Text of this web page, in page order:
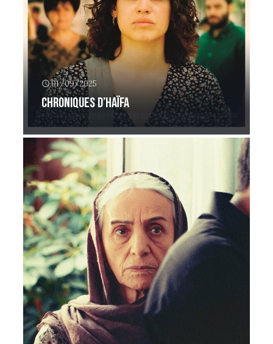
01/09/2025
Chroniques d’Haïfa